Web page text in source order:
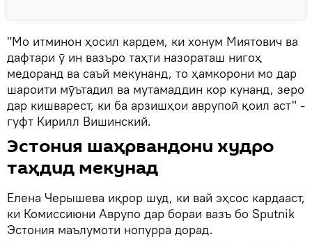
"Мо итминон ҳосил кардем, ки хонум Миятович ва
дафтари ӯ ин вазъро таҳти назораташ нигоҳ
медоранд ва саъй мекунанд, то ҳамкорони мо дар
шароити мӯътадил ва мутамаддин кор кунанд, зеро
дар кишварест, ки ба арзишҳои аврупоӣ қоил аст" -
гуфт Кирилл Вишинский.
Эстония шаҳрвандони худро
таҳдид мекунад
Елена Черышева иқрор шуд, ки вай эҳсос кардааст,
ки Комиссиюни Аврупо дар бораи вазъ бо Sputnik
Эстония маълумоти нопурра дорад.